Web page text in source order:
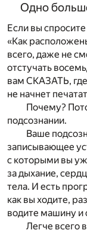
Одно
Если вы
«Как
всего, даже не
отстучать
вам СКАЗАТЬ, где
не начнет
Почему?
подсознании.
Ваше
записывающее
с которыми вы
за дыхание,
тела. И есть
как вы ходите,
водите машину и
Легче всего